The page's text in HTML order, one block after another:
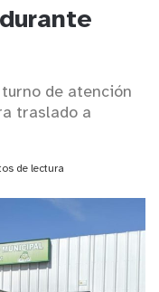
de atención
traslado a
de lectura